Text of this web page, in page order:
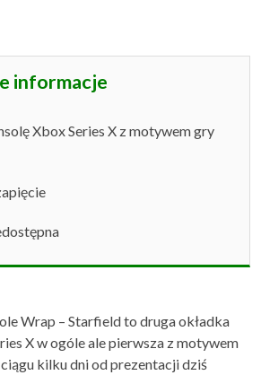
informacje
Xbox Series X z motywem gry
Wrap – Starfield to druga okładka
X w ogóle ale pierwsza z motywem
kilku dni od prezentacji dziś